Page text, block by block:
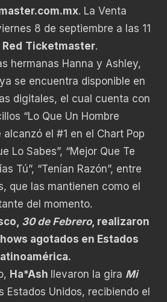
. La Venta
8 de septiembre a las 11
Red Ticketmaster.
hermanas Hanna y Ashley,
se encuentra disponible en
digitales, el cual cuenta con
“Lo Que Un Hombre
alcanzó el #1 en el Chart Pop
Lo Sabes”, “Mejor Que Te
Tú”, “Tenían Razón”, entre
que las mantienen como el
del momento.
30 de Febrero, realizaron
agotados en Estados
Ha*Ash llevaron la gira Mi
Estados Unidos, recibiendo el